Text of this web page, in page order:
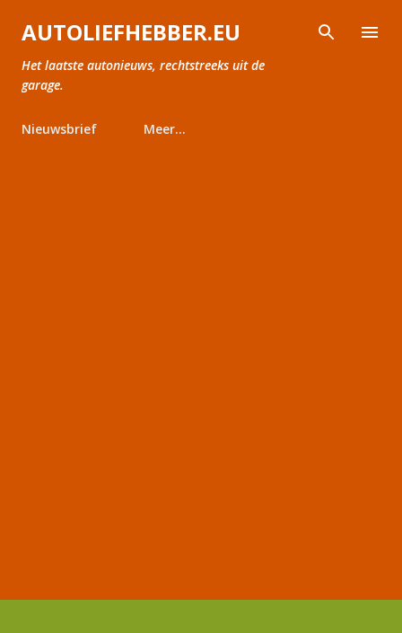
Doorgaan naar hoofdcontent
AUTOLIEFHEBBER.EU
Het laatste autonieuws, rechtstreeks uit de
garage.
Nieuwsbrief Meer…